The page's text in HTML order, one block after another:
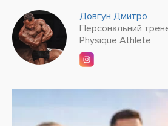
Довгун Дмитро
Персональний
Physique Athlete